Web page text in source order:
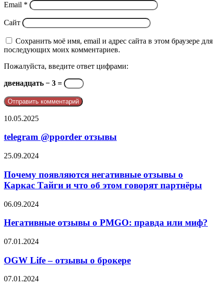
Email *
Сайт
Сохранить моё имя, email и адрес сайта в этом браузере для
последующих моих комментариев.
Пожалуйста, введите ответ цифрами:
двенадцать − 3 =
telegram
отзывы
10.05.2025
telegram @pporder отзывы
Почему
негативные
отзывы
о
Тайги
что
этом
партнёры
25.09.2024
Почему появляются негативные отзывы о
Каркас Тайги и что об этом говорят партнёры
Негативные
о
правда
миф?
06.09.2024
Негативные отзывы о PMGO: правда или миф?
OGW
–
отзывы
о
07.01.2024
OGW Life – отзывы о брокере
Франшиза
07.01.2024